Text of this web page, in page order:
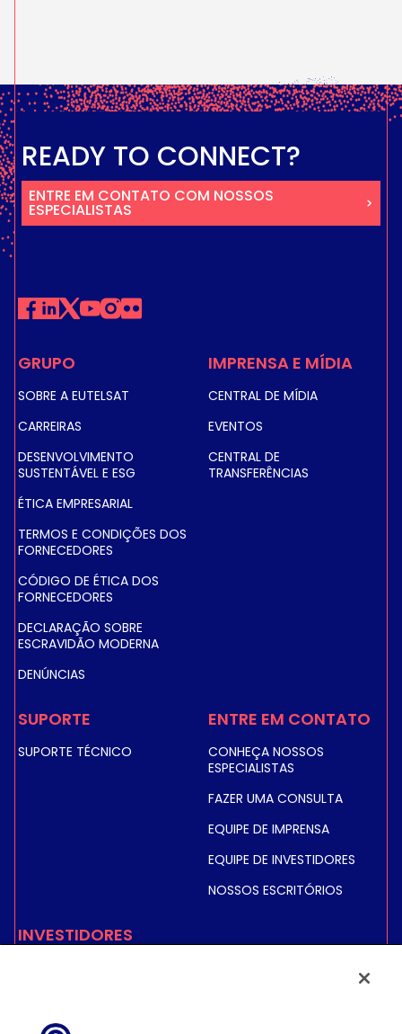
READY TO CONNECT?
ENTRE EM CONTATO COM NOSSOS
ESPECIALISTAS
GRUPO
SOBRE A EUTELSAT
CARREIRAS
DESENVOLVIMENTO
SUSTENTÁVEL E ESG
ÉTICA EMPRESARIAL
TERMOS E CONDIÇÕES DOS
FORNECEDORES
CÓDIGO DE ÉTICA DOS
FORNECEDORES
DECLARAÇÃO SOBRE
ESCRAVIDÃO MODERNA
DENÚNCIAS
IMPRENSA E MÍDIA
CENTRAL DE MÍDIA
EVENTOS
CENTRAL DE
TRANSFERÊNCIAS
SUPORTE
SUPORTE TÉCNICO
ENTRE EM CONTATO
CONHEÇA NOSSOS
ESPECIALISTAS
FAZER UMA CONSULTA
EQUIPE DE IMPRENSA
EQUIPE DE INVESTIDORES
NOSSOS ESCRITÓRIOS
INVESTIDORES